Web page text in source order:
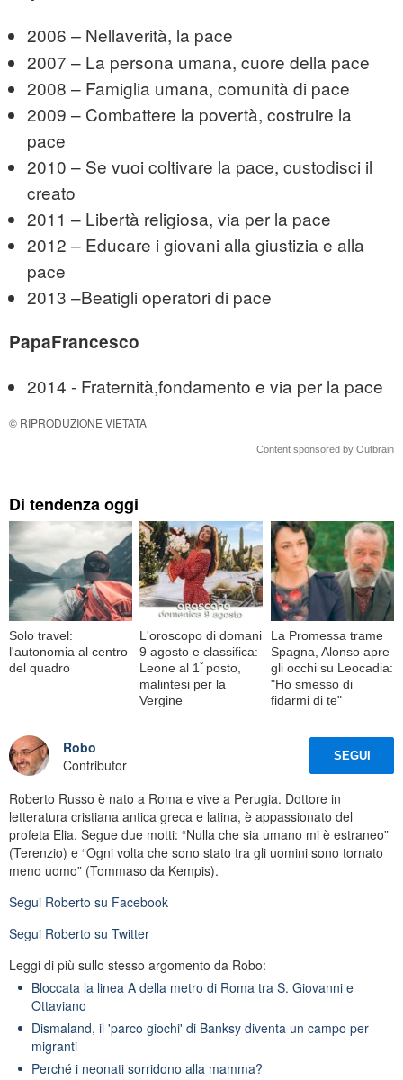
2006 – Nellaverità, la pace
2007 – La persona umana, cuore della pace
2008 – Famiglia umana, comunità di pace
2009 – Combattere la povertà, costruire la
pace
2010 – Se vuoi coltivare la pace, custodisci il
creato
2011 – Libertà religiosa, via per la pace
2012 – Educare i giovani alla giustizia e alla
pace
2013 –Beatigli operatori di pace
PapaFrancesco
2014 - Fraternità,fondamento e via per la pace
© RIPRODUZIONE VIETATA
Content sponsored by Outbrain
Di tendenza oggi
Solo travel:
l'autonomia al centro
del quadro
L'oroscopo di domani
9 agosto e classifica:
Leone al 1ﾟposto,
malintesi per la
Vergine
La Promessa trame
Spagna, Alonso apre
gli occhi su Leocadia:
"Ho smesso di
fidarmi di te"
Robo
Contributor
SEGUI
Roberto Russo è nato a Roma e vive a Perugia. Dottore in
letteratura cristiana antica greca e latina, è appassionato del
profeta Elia. Segue due motti: “Nulla che sia umano mi è estraneo”
(Terenzio) e “Ogni volta che sono stato tra gli uomini sono tornato
meno uomo” (Tommaso da Kempis).
Segui Roberto su Facebook
Segui Roberto su Twitter
Leggi di più sullo stesso argomento da Robo:
Bloccata la linea A della metro di Roma tra S. Giovanni e
Ottaviano
Dismaland, il 'parco giochi' di Banksy diventa un campo per
migranti
Perché i neonati sorridono alla mamma?